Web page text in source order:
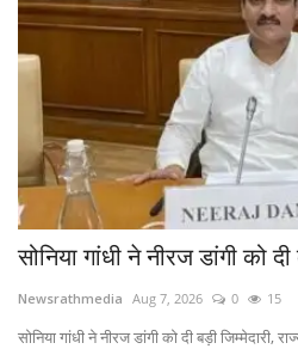
सोनिया गांधी ने नीरज डांगी को
Newsrathmedia Aug 7, 2026 0 15
सोनिया गांधी ने नीरज डांगी को दी बड़ी